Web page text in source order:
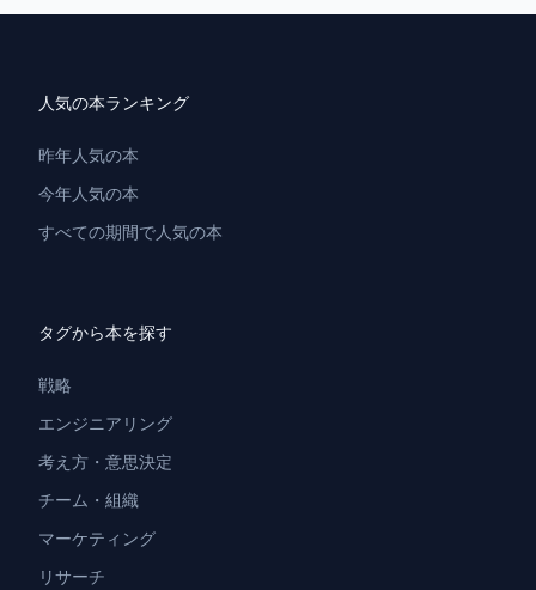
人気の本ランキング
昨年人気の本
今年人気の本
すべての期間で人気の本
タグから本を探す
戦略
エンジニアリング
考え方・意思決定
チーム・組織
マーケティング
リサーチ